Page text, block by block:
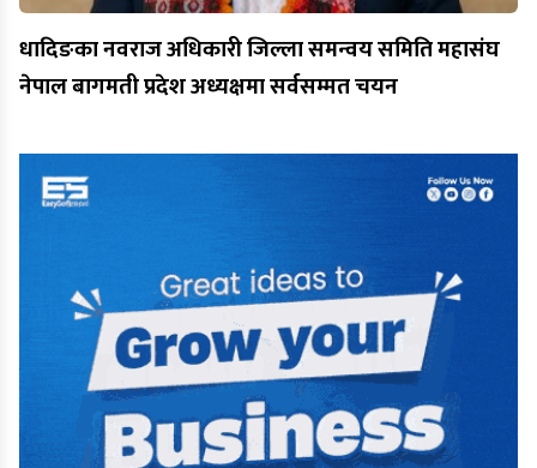
धादिङका नवराज अधिकारी जिल्ला समन्वय समिति महासंघ
नेपाल बागमती प्रदेश अध्यक्षमा सर्वसम्मत चयन